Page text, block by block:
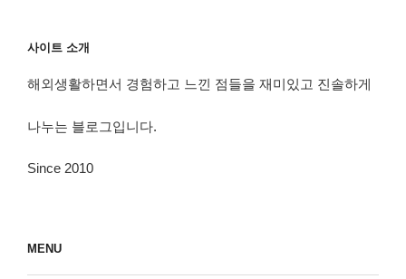
사이트 소개
해외생활하면서 경험하고 느낀 점들을 재미있고 진솔하게
나누는 블로그입니다.
Since 2010
MENU